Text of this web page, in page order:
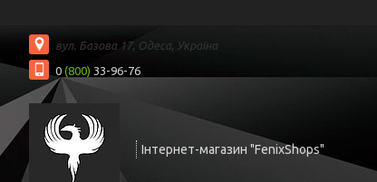
вул. Базова 17, Одеса, Україна
0 (800) 33-96-76
Інтернет-магазин "FenixShops"